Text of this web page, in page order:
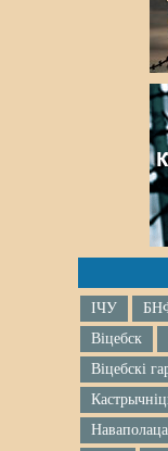
ІЧУ
Віцебск
Віцебскі